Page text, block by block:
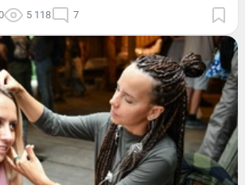
5 118 7